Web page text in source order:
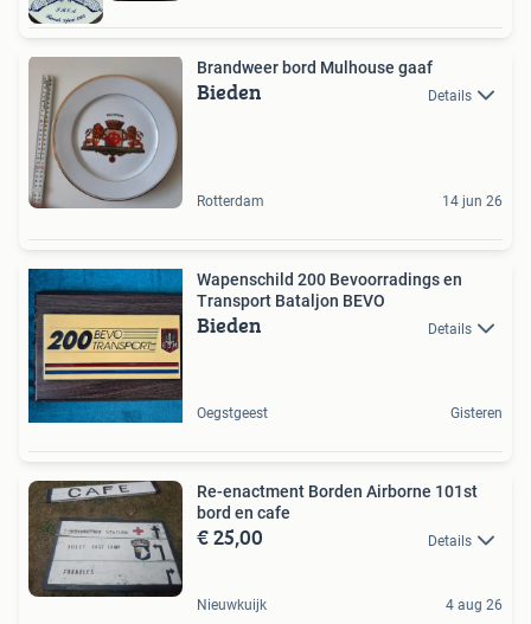
Brandweer bord Mulhouse gaaf
Bieden Details
Rotterdam 14 jun 26
Wapenschild 200 Bevoorradings en
Transport Bataljon BEVO
Bieden Details
Oegstgeest Gisteren
Re-enactment Borden Airborne 101st
bord en cafe
€ 25,00 Details
Nieuwkuijk 4 aug 26